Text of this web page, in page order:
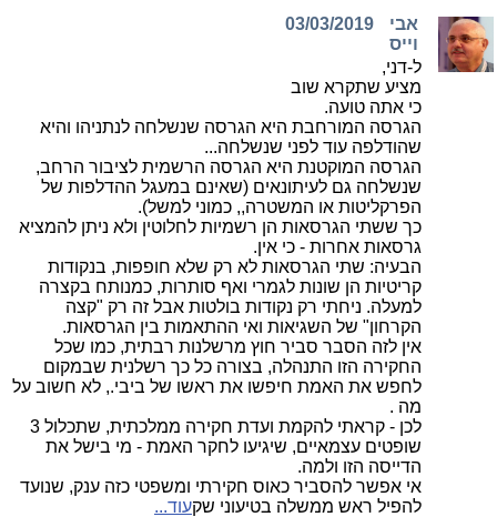
אבי
וייס
03/03/2019
ל-דני,
מציע שתקרא שוב
כי אתה טועה.
הגרסה המורחבת היא הגרסה שנשלחה לנתניהו והיא
שהודלפה עוד לפני שנשלחה...
הגרסה המוקטנת היא הגרסה הרשמית לציבור הרחב,
שנשלחה גם לעיתונאים (שאינם במעגל ההדלפות של
הפרקליטות או המשטרה,, כמוני למשל).
כך ששתי הגרסאות הן רשמיות לחלוטין ולא ניתן להמציא
גרסאות אחרות - כי אין.
הבעיה: שתי הגרסאות לא רק שלא חופפות, בנקודות
קריטיות הן שונות לגמרי ואף סותרות, כמנותח בקצרה
למעלה. ניחתי רק נקודות בולטות אבל זה רק "קצה
הקרחון" של השגיאות ואי ההתאמות בין הגרסאות.
אין לזה הסבר סביר חוץ מרשלנות רבתית, כמו שכל
החקירה הזו התנהלה, בצורה כל כך רשלנית שבמקום
לחפש את האמת חיפשו את ראשו של ביבי., לא חשוב על
מה .
לכן - קראתי להקמת ועדת חקירה ממלכתית, שתכלול 3
שופטים עצמאיים, שיגיעו לחקר האמת - מי בישל את
הדייסה הזו ולמה.
אי אפשר להסביר כאוס חקירתי ומשפטי כזה ענק, שנועד
להפיל ראש ממשלה בטיעוני שקעוד...